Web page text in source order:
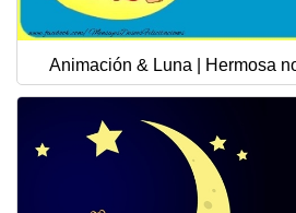
Animación & Luna | Hermosa